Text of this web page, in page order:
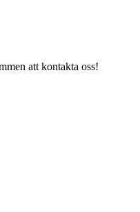
att kontakta oss!